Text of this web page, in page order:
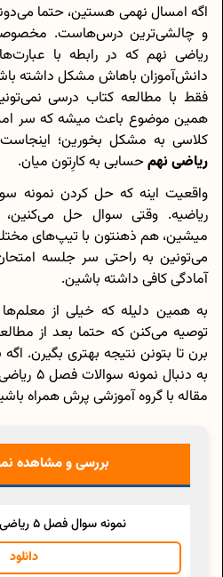
اگه امسال نهمی هستین، حتما
ریاضی نهم که در رابطه با
دانش‌آموزان باهاش مشکل داشته
فقط با مطالعه کتاب درسی
همین موضوع باعث میشه که سر
کلاسی به مشکل بخورین؛
ریاضی نهمحسابی به کارِتون میان.
واقعیت اینه که حل کردن نمونه
ریاضیه. وقتی سوال حل
میشین، هم ذهنتون با تیپ‌های
می‌تونین به راحتی سر جلسه
آمادگی کافی داشته باشین.
به همین دلیله که خیلی از
توصیه می‌کنن که حتما بعد از
برن تا بتونن نتیجه بهتری بگیرن.
به دنبال
مقاله با گروه آموزشی پرش همراه
بررسی و مشاهده
نمونه سوال فصل 5 ریاضی نهم (سری اول)
دانلود